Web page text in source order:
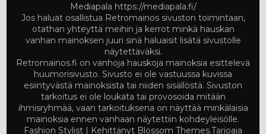
Mediapala https://mediapala.fi/
Jos haluat osallistua Retromainos sivuston toimintaan,
otathan yhteyttä meihin ja kerrot minkä hauskan
vanhan mainoksen juuri sinä haluaisit lisätä sivustolle
näytettäväksi.
Retromainos.fi on vanhoja hauskoja mainoksia esittelevä
huumorisivusto. Sivusto ei ole vastuussa kuvissa
esiintyvästä mainoksista tai niiden sisällöstä. Sivuston
tarkoitus ei ole loukata tai provosoida mitään
ihmisryhmää, vaan tarkoituksena on näyttää minkälaisia
mainoksia ennen vanhaan näytettiin kohdeyleisölle.
Fashion Stylist | Kehittänyt Blossom Themes.Tarjoaja